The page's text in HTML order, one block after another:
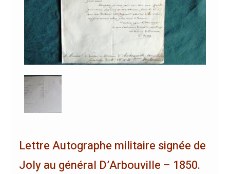
Lettre Autographe militaire signée de
Joly au général D’Arbouville – 1850.